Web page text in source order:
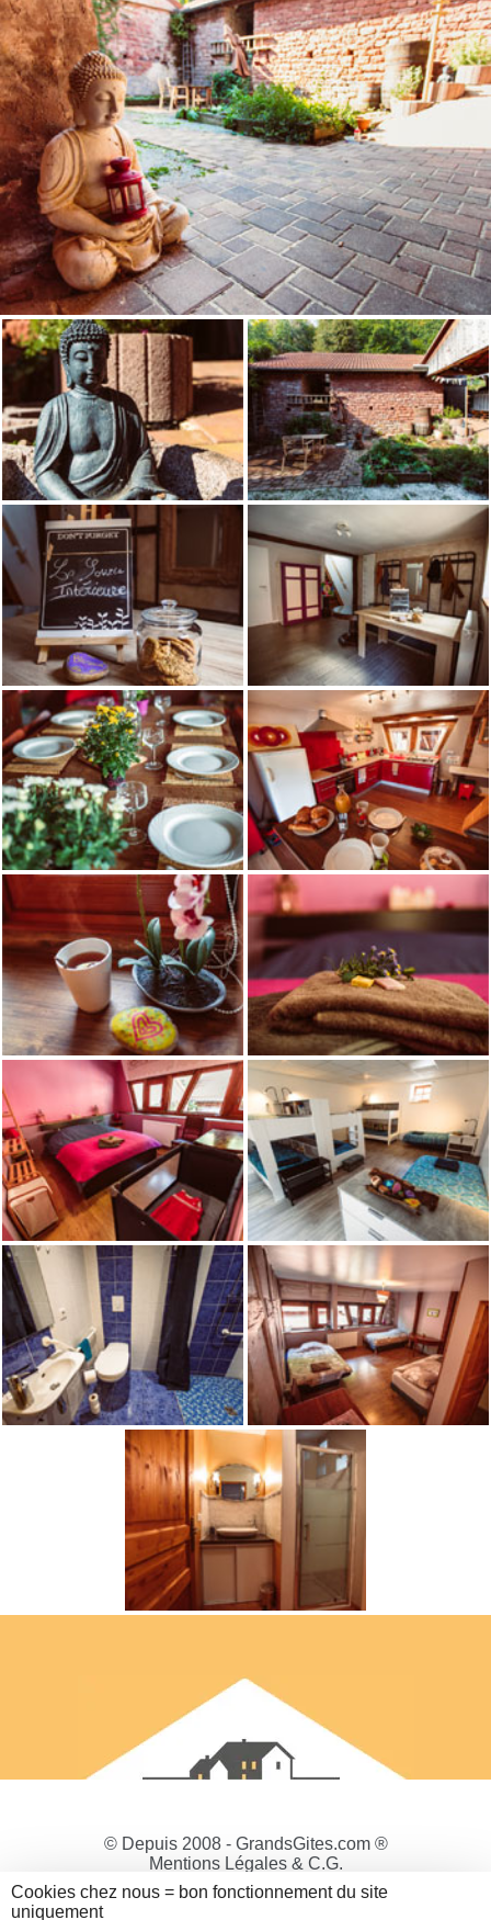
© Depuis 2008 - GrandsGites.com ®
Mentions Légales & C.G.
Politique de Confidentialité
Gestion des cookies
Cookies chez nous = bon fonctionnement du site
uniquement